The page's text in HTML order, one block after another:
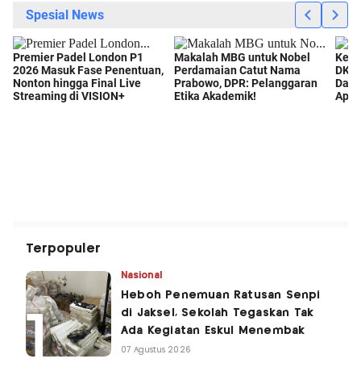
Terpopuler
Nasional
Heboh Penemuan Ratusan Senpi
di Jaksel, Sekolah Tegaskan Tak
Ada Kegiatan Eskul Menembak
07 Agustus 2026